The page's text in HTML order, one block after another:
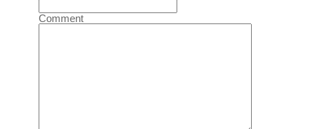
Comment